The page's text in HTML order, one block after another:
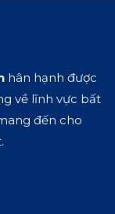
hân hạnh được
về lĩnh vực bất
đến cho